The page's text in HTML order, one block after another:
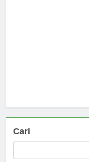
Cari